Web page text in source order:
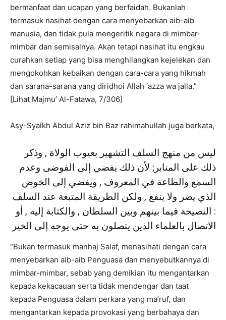
bermanfaat dan ucapan yang berfaidah. Bukanlah
termasuk nasihat dengan cara menyebarkan aib-aib
manusia, dan tidak pula mengeritik negara di mimbar-
mimbar dan semisalnya. Akan tetapi nasihat itu engkau
curahkan setiap yang bisa menghilangkan kejelekan dan
mengokohkan kebaikan dengan cara-cara yang hikmah
dan sarana-sarana yang diridhoi Allah ‘azza wa jalla.”
[Lihat Majmu’ Al-Fatawa, 7/306]
Asy-Syaikh Abdul Aziz bin Baz rahimahullah juga berkata,
ليس من منهج السلف التشهير بعيوب الولاة , وذكر
ذلك على المنابر; لأن ذلك يفضي إلى الفوضى وعدم
السمع والطاعة في المعروف , ويفضي إلى الخوض
الذي يضر ولا ينفع , ولكن الطريقة المتبعة عند السلف
: النصيحة فيما بينهم وبين السلطان , والكتابة إليه , أو
الاتصال بالعلماء الذين يتصلون به حتى يوجه إلى الخير
“Bukan termasuk manhaj Salaf, menasihati dengan cara
menyebarkan aib-aib Penguasa dan menyebutkannya di
mimbar-mimbar, sebab yang demikian itu mengantarkan
kepada kekacauan serta tidak mendengar dan taat
kepada Penguasa dalam perkara yang ma’ruf, dan
mengantarkan kepada provokasi yang berbahaya dan